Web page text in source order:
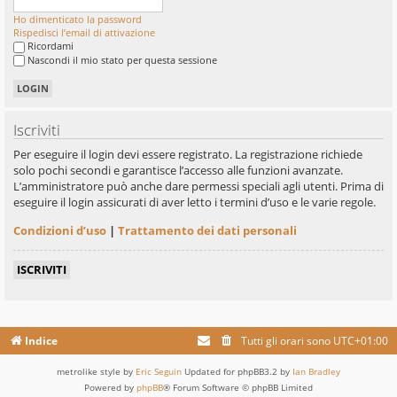
Ho dimenticato la password
Rispedisci l’email di attivazione
Ricordami
Nascondi il mio stato per questa sessione
Iscriviti
Per eseguire il login devi essere registrato. La registrazione richiede
solo pochi secondi e garantisce l’accesso alle funzioni avanzate.
L’amministratore può anche dare permessi speciali agli utenti. Prima di
eseguire il login assicurati di aver letto i termini d’uso e le varie regole.
Condizioni d’uso | Trattamento dei dati personali
ISCRIVITI
Indice Tutti gli orari sono UTC+01:00
metrolike style by Eric Seguin Updated for phpBB3.2 by Ian Bradley
Powered by phpBB® Forum Software © phpBB Limited